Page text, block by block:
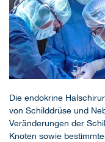
Die endokrine
von Schilddrüse und
Veränderungen der
Knoten sowie